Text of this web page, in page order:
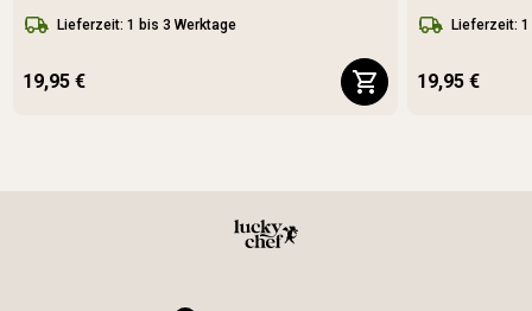
Lieferzeit: 1 bis 3 Werktage
19,95 €
Lieferzeit: 1
19,95 €